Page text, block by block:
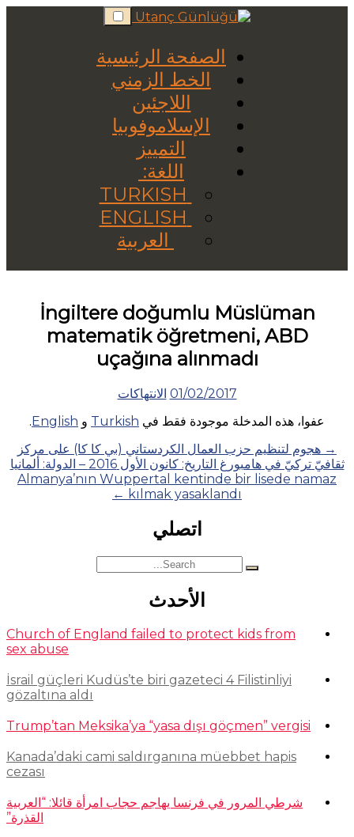
Skip
to
الصفحة الرئيسية
الخط الزمني
اللاجئين
الإسلاموفوبيا
التمييز
اللغة:
العربية
İngiltere doğumlu Müslüman
matematik öğretmeni, ABD
uçağına alınmadı
01/02/2017 الانتهاكات
عفوا، هذه المدخلة موجودة فقط في Turkish و English
.
Posts
navigation
→ هجوم لتنظيم حزب العمال الكردستاني (بي كا كا) على مركز
ثقافيّ تركيّ في هامبورغ التاريخ: كانون الأول 2016 – الدولة: ألمانيا
Almanya’nın Wuppertal kentinde bir lisede namaz
kılmak yasaklandı
←
اتصلي
Search
for:
الأحدث
Church of England failed to protect kids from
sex abuse
İsrail güçleri Kudüs’te biri gazeteci 4 Filistinliyi
gözaltına aldı
Trump’tan Meksika’ya “yasa dışı göçmen” vergisi
Kanada’daki cami saldırganına müebbet hapis
cezası
شرطي المرور في فرنسا يهاجم حجاب امرأة قائلا: “العربية
القذرة”